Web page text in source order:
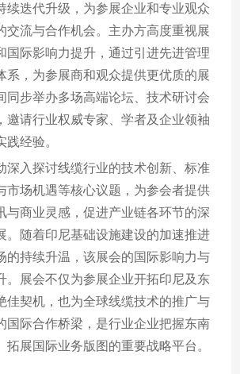
续迭代升级，为参展企业和专业观众
交流与合作机会。主办方高度重视展
国际影响力提升，通过引进先进管理
系，为参展商和观众提供更优质的展
同步举办多场高端论坛、技术研讨会
邀请行业权威专家、学者及企业领袖
经验。
深入探讨线缆行业的技术创新、标准
市场机遇等核心议题，为参会者提供
与商业灵感，促进产业链各环节的深
。随着印尼基础设施建设的加速推进
的持续升温，该展会的国际影响力与
。展会不仅为参展企业开拓印尼及东
佳契机，也为全球线缆技术的推广与
国际合作桥梁，是行业企业把握东南
拓展国际业务版图的重要战略平台。